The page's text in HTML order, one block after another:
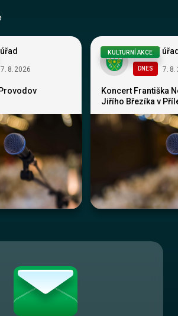
7. 8. 2026
Obecní
DNES 7. 8.
Koncert Františka
Jiřího Březíka v
KULTURNÍ AKCE